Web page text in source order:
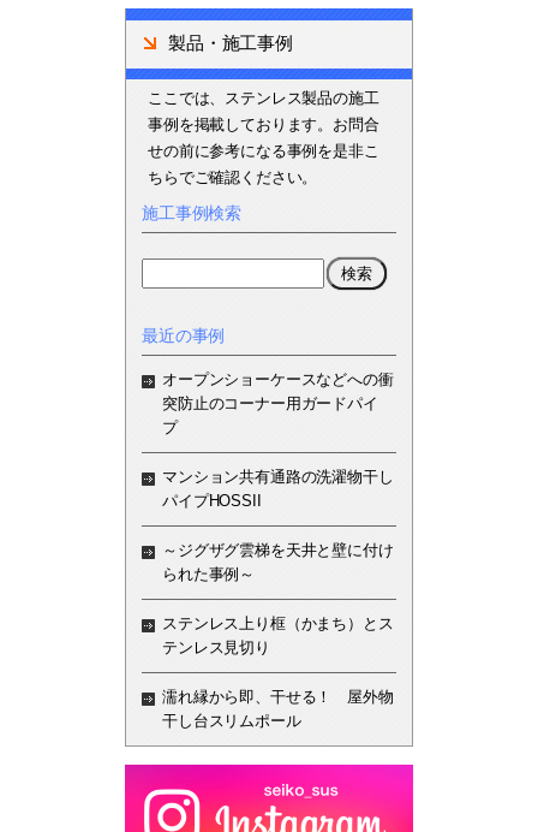
製品・施工事例
ここでは、ステンレス製品の施工
事例を掲載しております。お問合
せの前に参考になる事例を是非こ
ちらでご確認ください。
施工事例検索
最近の事例
オープンショーケースなどへの衝
突防止のコーナー用ガードパイ
プ
マンション共有通路の洗濯物干し
パイプHOSSII
～ジグザグ雲梯を天井と壁に付け
られた事例～
ステンレス上り框（かまち）とス
テンレス見切り
濡れ縁から即、干せる！ 屋外物
干し台スリムポール